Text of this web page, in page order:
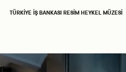
TÜRKIYE İŞ BANKASI RESIM HEYKEL MÜZESI